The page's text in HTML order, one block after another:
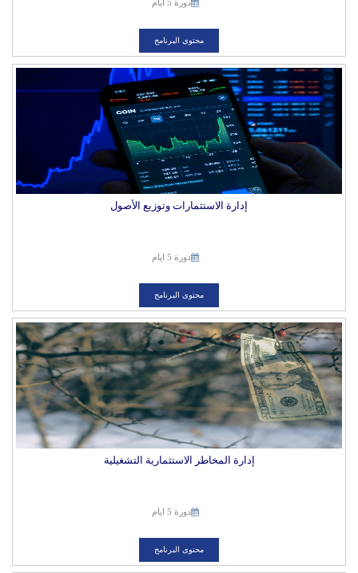
دورة 5 ايام
محتوى البرنامج
إدارة الاستثمارات وتوزيع الأصول
دورة 5 ايام
محتوى البرنامج
إدارة المخاطر الاستثمارية التشغيلية
دورة 5 ايام
محتوى البرنامج